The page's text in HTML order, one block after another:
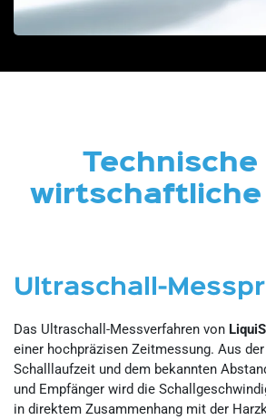
Technische
Ultraschall-
Das Ultraschall-Messverfahren von
einer hochpräzisen Zeitmessung. Aus
Schalllaufzeit und dem bekannten
und Empfänger wird die
in direktem Zusammenhang mit der